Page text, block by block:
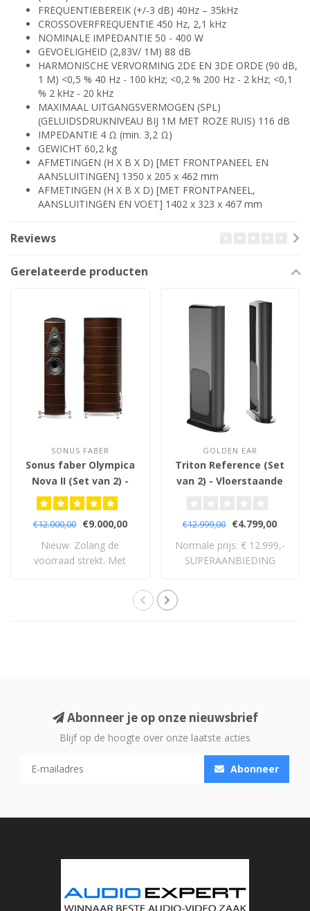
FREQUENTIEBEREIK (+/-3 dB) 40Hz – 35kHz
CROSSOVERFREQUENTIE 450 Hz, 2,1 kHz
NOMINALE IMPEDANTIE 50 - 400 W
GEVOELIGHEID (2,83V/ 1M) 88 dB
HARMONISCHE VERVORMING 2DE EN 3DE ORDE (90 dB,
1 M) <0,5 % 40 Hz - 100 kHz; <0,2 % 200 Hz - 2 kHz; <0,1
% 2 kHz - 20 kHz
MAXIMAAL UITGANGSVERMOGEN (SPL)
(GELUIDSDRUKNIVEAU BIJ 1M MET ROZE RUIS) 116 dB
IMPEDANTIE 4 Ω (min. 3,2 Ω)
GEWICHT 60,2 kg
AFMETINGEN (H X B X D) [MET FRONTPANEEL EN
AANSLUITINGEN] 1350 x 205 x 462 mm
AFMETINGEN (H X B X D) [MET FRONTPANEEL,
AANSLUITINGEN EN VOET] 1402 x 323 x 467 mm
Reviews
Gerelateerde producten
SONUS FABER
Sonus faber Olympica
Nova II (Set van 2) -
Vloerstaande
Luidsprekers
€12.000,00
€9.000,00
Nieuw. Zolang de
voorraad strekt. Met
GOLDEN EAR
Triton Reference (Set
van 2) - Vloerstaande
€12.999,00 €4.799,00
Normale prijs: € 12.999,-
SUPERAANBIEDING
Abonneer je op onze nieuwsbrief
Blijf op de hoogte over onze laatste acties
Abonneer